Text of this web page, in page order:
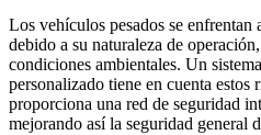
Los vehículos pesados ​​se enfrentan
debido a su naturaleza de
condiciones ambientales. Un
personalizado tiene en cuenta estos
proporciona una red de seguridad
mejorando así la seguridad general